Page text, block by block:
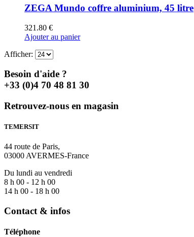
ZEGA Mundo coffre aluminium, 45 litre
321.80 €
Ajouter au panier
Afficher:
Besoin d'aide ?
+33 (0)4 70 48 81 30
Retrouvez-nous en magasin
TEMERSIT
44 route de Paris,
03000 AVERMES-France
Du lundi au vendredi
8 h 00 - 12 h 00
14 h 00 - 18 h 00
Contact & infos
Téléphone